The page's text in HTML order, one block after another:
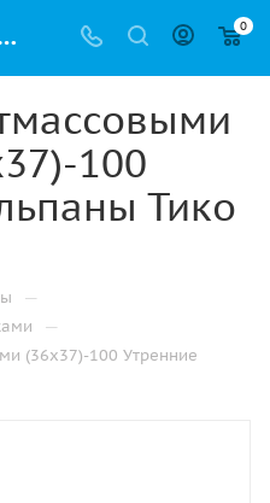
тюльпаны Тико 10/100 купить в Перми с доставкой оптом и в розницу 0
100
Тико
—
—
(36х37)-100 Утренние